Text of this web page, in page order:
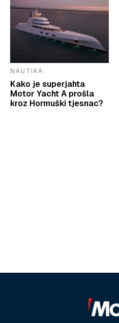
NAUTIKA
Kako je superjahta
Motor Yacht A prošla
kroz Hormuški tjesnac?